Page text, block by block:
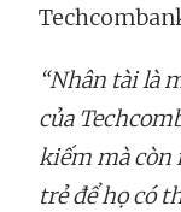
“Nhân tài là
của
kiếm mà còn
trẻ để họ có